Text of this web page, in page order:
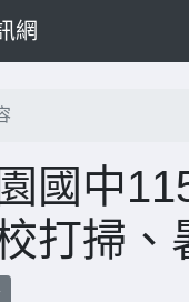
網
國中
打掃